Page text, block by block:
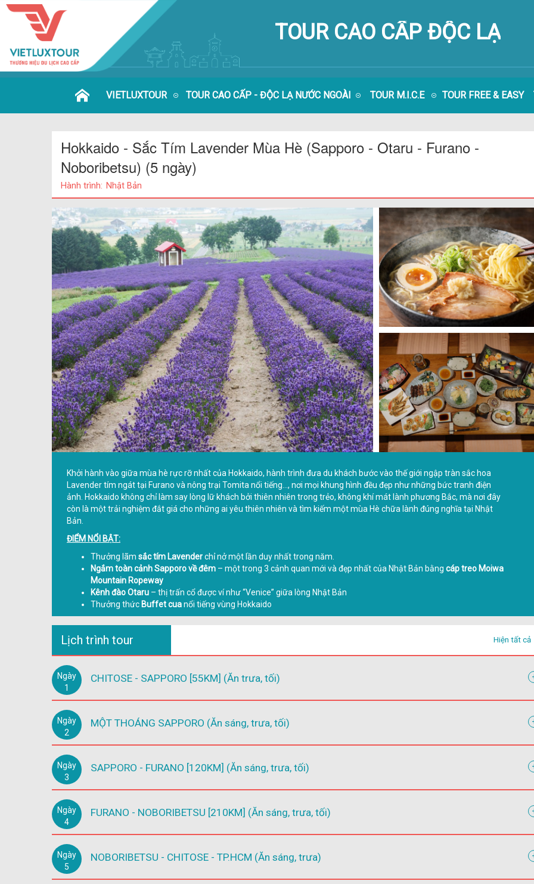
TOUR CAO CẤP ĐỘC LẠ
VIETLUXTOUR TOUR CAO CẤP - ĐỘC LẠ NƯỚC NGOÀI TOUR M.I.C.E TOUR FREE & EASY
Hokkaido - Sắc Tím Lavender Mùa Hè (Sapporo - Otaru - Furano -
Noboribetsu) (5 ngày)
Hành trình: Nhật Bản
Khởi hành vào giữa mùa hè rực rỡ nhất của Hokkaido, hành trình đưa du khách bước vào thế giới ngập tràn sắc hoa
Lavender tím ngát tại Furano và nông trại Tomita nổi tiếng…, nơi mọi khung hình đều đẹp như những bức tranh điện
ảnh. Hokkaido không chỉ làm say lòng lữ khách bởi thiên nhiên trong trẻo, không khí mát lành phương Bắc, mà nơi đây
còn là một trải nghiệm đắt giá cho những ai yêu thiên nhiên và tìm kiếm một mùa Hè chữa lành đúng nghĩa tại Nhật
Bản.
ĐIỂM NỔI BẬT:
Thưởng lãm sắc tím Lavenderchỉ nở một lần duy nhất trong năm.
Ngắm toàn cảnh Sapporo về đêm – một trong 3 cảnh quan mới và đẹp nhất của Nhật Bản bằng cáp treo Moiwa
Mountain Ropeway
Kênh đào Otaru – thị trấn cổ được ví như “Venice” giữa lòng Nhật Bản
Thưởng thức Buffet cuanổi tiếng vùng Hokkaido
Lịch trình tour Hiện tất cả
Ngày
1
CHITOSE - SAPPORO [55KM] (Ăn trưa, tối)
Ngày
2
MỘT THOÁNG SAPPORO (Ăn sáng, trưa, tối)
Ngày
3
SAPPORO - FURANO [120KM] (Ăn sáng, trưa, tối)
Ngày
4
FURANO - NOBORIBETSU [210KM] (Ăn sáng, trưa, tối)
Ngày
5
NOBORIBETSU - CHITOSE - TP.HCM (Ăn sáng, trưa)